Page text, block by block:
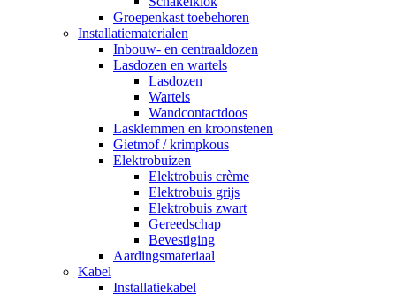
Groepenkast toebehoren
Installatiematerialen
Inbouw- en centraaldozen
Lasdozen en wartels
Lasdozen
Wartels
Wandcontactdoos
Lasklemmen en kroonstenen
Gietmof / krimpkous
Elektrobuizen
Elektrobuis crème
Elektrobuis grijs
Elektrobuis zwart
Gereedschap
Bevestiging
Aardingsmateriaal
Kabel
Installatiekabel